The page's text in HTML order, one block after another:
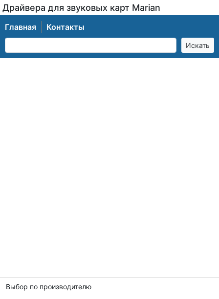
Драйвера для звуковых карт Marian
Главная Контакты
Выбор по производителю